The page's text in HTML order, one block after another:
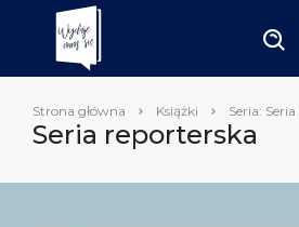
Strona główna Książki Seria:
Seria reporterska